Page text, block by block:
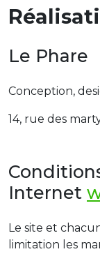
Le Phare
Conception,
14, rue des
Internet
Le site et
limitation les